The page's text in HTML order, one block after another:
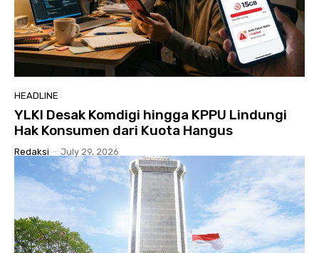
HEADLINE
YLKI Desak Komdigi hingga KPPU Lindungi
Hak Konsumen dari Kuota Hangus
Redaksi - July 29, 2026